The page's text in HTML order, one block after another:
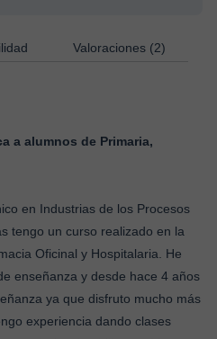
Valoraciones (2)
a alumnos de Primaria,
en Industrias de los Procesos
tengo un curso realizado en la
Oficinal y Hospitalaria. He
enseñanza y desde hace 4 años
ya que disfruto mucho más
experiencia dando clases